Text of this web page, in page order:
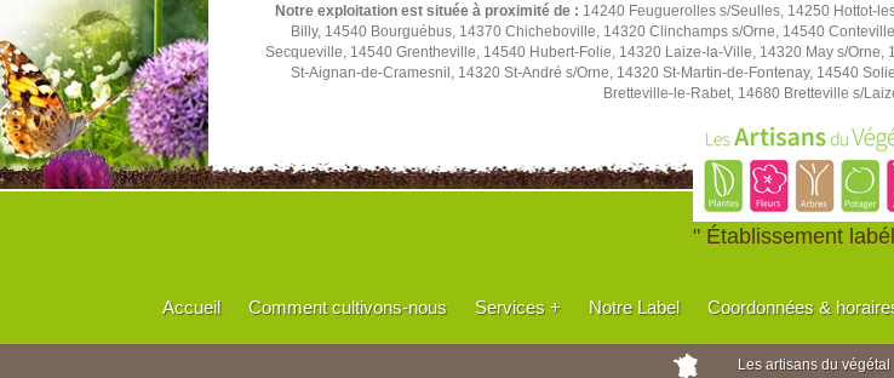
Notre exploitation est située à proximité de : 14240 Feuguerolles s/Seulles, 14250 Hottot-
Billy, 14540 Bourguébus, 14370 Chicheboville, 14320 Clinchamps s/Orne, 14540
Secqueville, 14540 Grentheville, 14540 Hubert-Folie, 14320 Laize-la-Ville, 14320 May s/
St-Aignan-de-Cramesnil, 14320 St-André s/Orne, 14320 St-Martin-de-Fontenay, 14540
Bretteville-le-Rabet, 14680 Bretteville s/
" Établissement
Accueil Comment cultivons-nous Services + Notre Label Coordonnées &
Les artisans du végétal